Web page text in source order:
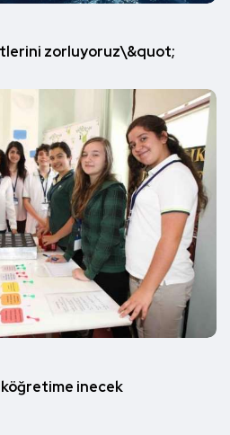
zorluyoruz\&quot;
inecek